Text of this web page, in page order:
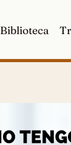
Biblioteca